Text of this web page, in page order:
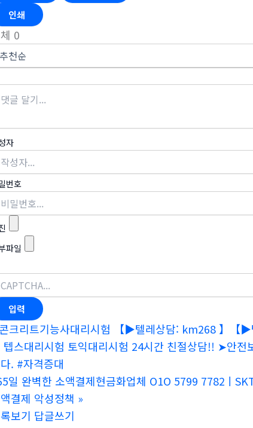
인쇄
0
자
번호
파일
크리트기능사대리시험 【▶텔레상담: km268 】【
텝스대리시험 토익대리시험 24시간 친절상담!! ➤안
. #자격증대
일 완벽한 소액결제현금화업체 O1O 5799 7782ㅣ
결제 악성정책 »
보기 답글쓰기